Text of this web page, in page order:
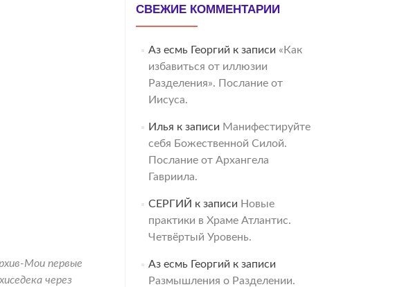
Мои первые
через
СВЕЖИЕ КОММЕНТАРИИ
Аз есмь Георгий к записи «Как
избавиться от иллюзии
Разделения». Послание от
Иисуса.
Илья к записи Манифестируйте
себя Божественной Силой.
Послание от Архангела
Гавриила.
СЕРГИЙ к записи Новые
практики в Храме Атлантис.
Четвёртый Уровень.
Аз есмь Георгий к записи
Размышления о Разделении.